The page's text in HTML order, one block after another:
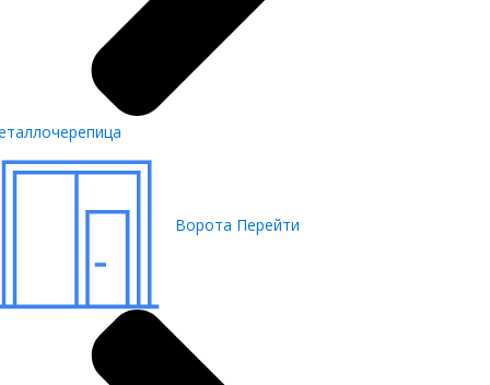
Ворота Перейти